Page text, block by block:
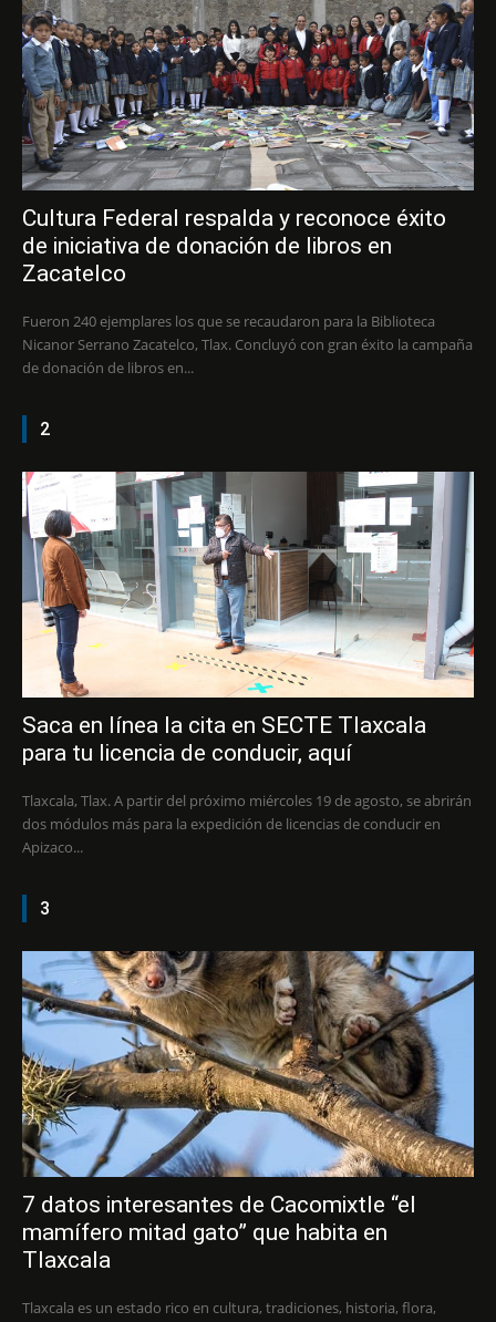
Cultura Federal respalda y reconoce éxito
de iniciativa de donación de libros en
Zacatelco
Fueron 240 ejemplares los que se recaudaron para la Biblioteca
Nicanor Serrano Zacatelco, Tlax. Concluyó con gran éxito la campaña
de donación de libros en...
2
Saca en línea la cita en SECTE Tlaxcala
para tu licencia de conducir, aquí
Tlaxcala, Tlax. A partir del próximo miércoles 19 de agosto, se abrirán
dos módulos más para la expedición de licencias de conducir en
Apizaco...
3
7 datos interesantes de Cacomixtle “el
mamífero mitad gato” que habita en
Tlaxcala
Tlaxcala es un estado rico en cultura, tradiciones, historia, flora,